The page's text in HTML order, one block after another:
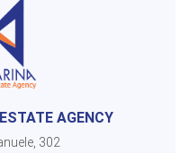
AGENCY
302